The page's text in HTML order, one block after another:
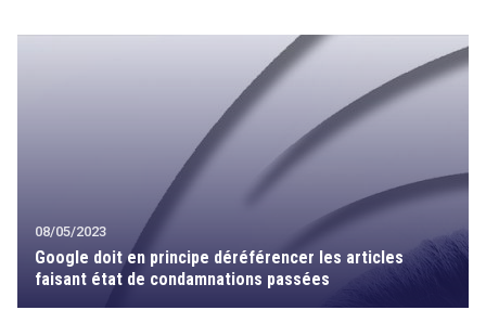
08/05/2023
Google doit en principe déréférencer les articles
faisant état de condamnations passées